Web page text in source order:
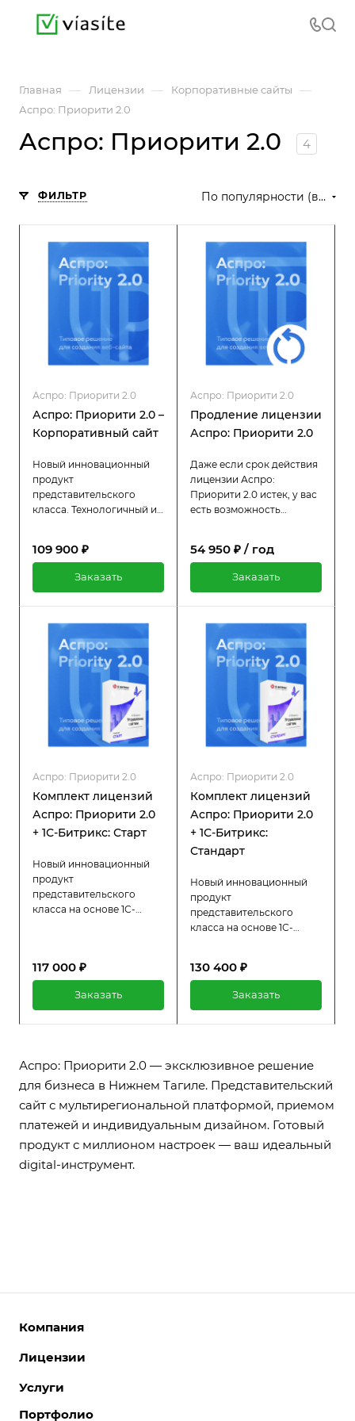
Главная — Лицензии — Корпоративные сайты —
Аспро: Приорити 2.0
Аспро: Приорити 2.0 4
ФИЛЬТР По популярности (возрастание)
Аспро: Приорити 2.0
Аспро: Приорити 2.0 –
Корпоративный сайт
Новый инновационный
продукт
представительского
класса. Технологичный и
Корпоративный сайт
109 900 ₽
Заказать
Аспро: Приорити 2.0
Продление лицензии
Аспро: Приорити 2.0
Даже если срок действия
лицензии Аспро:
Приорити 2.0 истек, у вас
есть возможность
оригинальной цены. Пока
регулярными
обновлениями и
технической поддержкой.
54 950 ₽ / год
Заказать
Аспро: Приорити 2.0
Комплект лицензий
Аспро: Приорити 2.0
+ 1С-Битрикс: Старт
Новый инновационный
продукт
представительского
класса на основе 1С-
подойдет для любого
бизнеса: от производства
117 000 ₽
Заказать
Аспро: Приорити 2.0
Комплект лицензий
Аспро: Приорити 2.0
+ 1С-Битрикс:
Стандарт
Новый инновационный
продукт
представительского
класса на основе 1С-
Аспро: Приорити 2.0
130 400 ₽
Заказать
Аспро: Приорити 2.0 — эксклюзивное решение
для бизнеса в Нижнем Тагиле. Представительский
сайт с мультирегиональной платформой, приемом
платежей и индивидуальным дизайном. Готовый
продукт с миллионом настроек — ваш идеальный
digital-инструмент.
Компания
О компании
Лицензии
Интернет-магазины
Корпоративные сайты
Услуги
Разработка сайтов
Портфолио